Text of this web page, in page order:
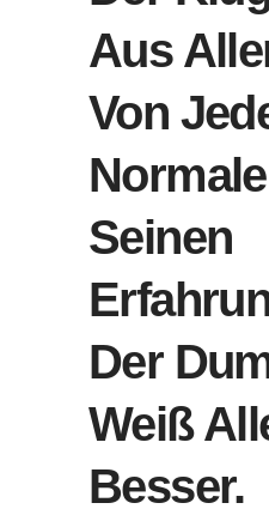
Aus
Von
Seinen
Der
Weiß
Besser.